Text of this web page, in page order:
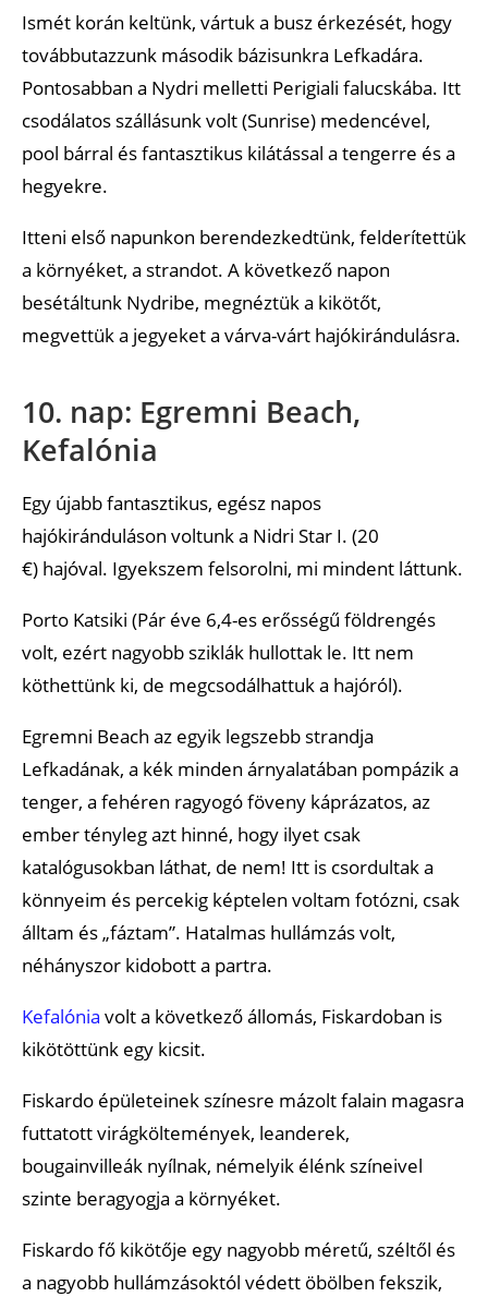
Ismét korán keltünk, vártuk a busz érkezését, hogy
továbbutazzunk második bázisunkra Lefkadára.
Pontosabban a Nydri melletti Perigiali falucskába. Itt
csodálatos szállásunk volt (Sunrise) medencével,
pool bárral és fantasztikus kilátással a tengerre és a
hegyekre.
Itteni első napunkon berendezkedtünk, felderítettük
a környéket, a strandot. A következő napon
besétáltunk Nydribe, megnéztük a kikötőt,
megvettük a jegyeket a várva-várt hajókirándulásra.
10. nap: Egremni Beach,
Kefalónia
Egy újabb fantasztikus, egész napos
hajókiránduláson voltunk a Nidri Star I. (20
€) hajóval. Igyekszem felsorolni, mi mindent láttunk.
Porto Katsiki (Pár éve 6,4-es erősségű földrengés
volt, ezért nagyobb sziklák hullottak le. Itt nem
köthettünk ki, de megcsodálhattuk a hajóról).
Egremni Beach az egyik legszebb strandja
Lefkadának, a kék minden árnyalatában pompázik a
tenger, a fehéren ragyogó föveny káprázatos, az
ember tényleg azt hinné, hogy ilyet csak
katalógusokban láthat, de nem! Itt is csordultak a
könnyeim és percekig képtelen voltam fotózni, csak
álltam és „fáztam”. Hatalmas hullámzás volt,
néhányszor kidobott a partra.
Kefalónia volt a következő állomás, Fiskardoban is
kikötöttünk egy kicsit.
Fiskardo épületeinek színesre mázolt falain magasra
futtatott virágköltemények, leanderek,
bougainvilleák nyílnak, némelyik élénk színeivel
szinte beragyogja a környéket.
Fiskardo fő kikötője egy nagyobb méretű, széltől és
a nagyobb hullámzásoktól védett öbölben fekszik,